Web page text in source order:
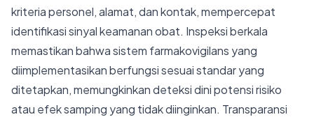
kriteria personel, alamat, dan kontak, mempercepat
identifikasi sinyal keamanan obat. Inspeksi berkala
memastikan bahwa sistem farmakovigilans yang
diimplementasikan berfungsi sesuai standar yang
ditetapkan, memungkinkan deteksi dini potensi risiko
atau efek samping yang tidak diinginkan. Transparansi